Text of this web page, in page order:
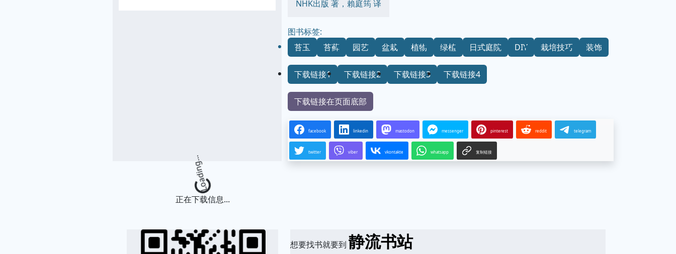
NHK出版 著，賴庭筠 译
图书标签:
苔玉
苔藓 园艺 盆栽 植物 绿植 日式庭院 DIY 栽培技巧 装饰
下载链接1 下载链接2 下载链接3 下载链接4
下载链接在页面底部
facebook linkedin mastodon messenger pinterest reddit telegram
twitter viber vkontakte whatsapp 复制链接
Loading...
正在下载信息...
想要找书就要到静流书站